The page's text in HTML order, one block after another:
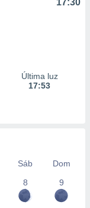
17:30
Última luz
17:53
Sáb
Dom
8 9